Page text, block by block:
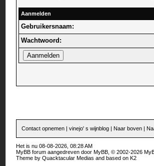
Aanmelden
Gebruikersnaam:
Wachtwoord:
Contact opnemen |vinejo' s wijnblog | Naar boven |
Het is nu 08-08-2026, 08:28 AM
MyBB forum aangedreven doorMyBB , © 2002-2026
Theme byQuacktacular Medias and based onK2